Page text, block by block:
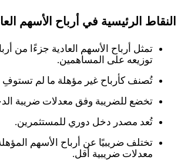
النقاط الرئيسية في أرباح الأسهم
تمثل أرباح الأسهم العادية جزءًا من
توزيعه على المساهمين.
تُصنف كأرباح غير مؤهلة ما لم
تخضع للضريبة وفق معدلات ضريبة
تُعد مصدر دخل دوري للمستثمرين.
تختلف ضريبيًا عن أرباح الأسهم
معدلات ضريبية أقل.